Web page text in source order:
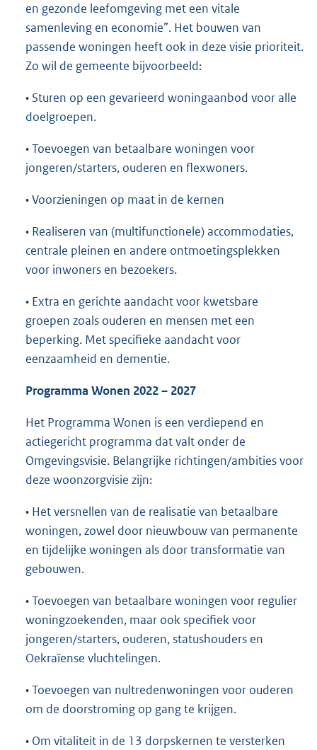
en gezonde leefomgeving met een vitale
samenleving en economie”. Het bouwen van
passende woningen heeft ook in deze visie prioriteit.
Zo wil de gemeente bijvoorbeeld:
• Sturen op een gevarieerd woningaanbod voor alle
doelgroepen.
• Toevoegen van betaalbare woningen voor
jongeren/starters, ouderen en flexwoners.
• Voorzieningen op maat in de kernen
• Realiseren van (multifunctionele) accommodaties,
centrale pleinen en andere ontmoetingsplekken
voor inwoners en bezoekers.
• Extra en gerichte aandacht voor kwetsbare
groepen zoals ouderen en mensen met een
beperking. Met specifieke aandacht voor
eenzaamheid en dementie.
Programma Wonen 2022 – 2027
Het Programma Wonen is een verdiepend en
actiegericht programma dat valt onder de
Omgevingsvisie. Belangrijke richtingen/ambities voor
deze woonzorgvisie zijn:
• Het versnellen van de realisatie van betaalbare
woningen, zowel door nieuwbouw van permanente
en tijdelijke woningen als door transformatie van
gebouwen.
• Toevoegen van betaalbare woningen voor regulier
woningzoekenden, maar ook specifiek voor
jongeren/starters, ouderen, statushouders en
Oekraïense vluchtelingen.
• Toevoegen van nultredenwoningen voor ouderen
om de doorstroming op gang te krijgen.
• Om vitaliteit in de 13 dorpskernen te versterken